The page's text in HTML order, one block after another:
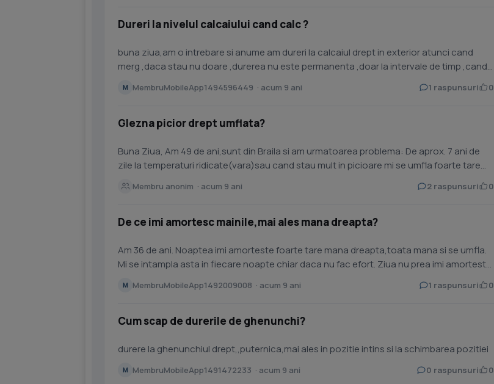
Dureri la nivelul calcaiului cand calc ?
buna ziua,am o intrebare si anume am dureri la calcaiul drept in exterior atunci cand
merg ,daca stau nu doare ,durerea nu este permanenta ,doar la intervale de timp ,cand
M MembruMobileApp1494596449 · acum 9 ani 1 raspunsuri 0
Glezna picior drept umflata?
Buna Ziua, Am 49 de ani,sunt din Braila si am urmatoarea problema: De aprox. 7 ani de
zile la temperaturi ridicate(vara)sau cand stau mult in picioare mi se umfla foarte tare
Membru anonim · acum 9 ani 2 raspunsuri 0
De ce imi amortesc mainile,mai ales mana dreapta?
Am 36 de ani. Noaptea imi amorteste foarte tare mana dreapta,toata mana si se umfla.
Mi se intampla asta in fiecare noapte chiar daca nu fac efort. Ziua nu prea imi amorteste
M MembruMobileApp1492009008 · acum 9 ani 1 raspunsuri 0
Cum scap de durerile de ghenunchi?
durere la ghenunchiul drept,,puternica,mai ales in pozitie intins si la schimbarea pozitiei
M MembruMobileApp1491472233 · acum 9 ani 0 raspunsuri 0